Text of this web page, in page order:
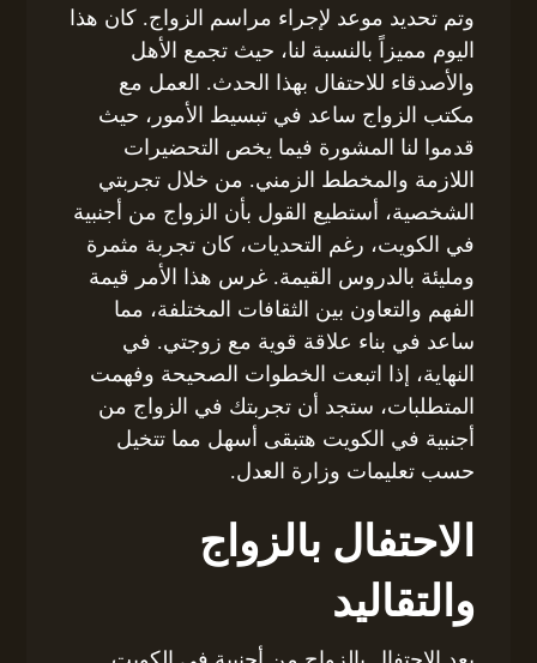
وتم تحديد موعد لإجراء مراسم الزواج. كان هذا
اليوم مميزاً بالنسبة لنا، حيث تجمع الأهل
والأصدقاء للاحتفال بهذا الحدث. العمل مع
مكتب الزواج ساعد في تبسيط الأمور، حيث
قدموا لنا المشورة فيما يخص التحضيرات
اللازمة والمخطط الزمني. من خلال تجربتي
الشخصية، أستطيع القول بأن الزواج من أجنبية
في الكويت، رغم التحديات، كان تجربة مثمرة
ومليئة بالدروس القيمة. غرس هذا الأمر قيمة
الفهم والتعاون بين الثقافات المختلفة، مما
ساعد في بناء علاقة قوية مع زوجتي. في
النهاية، إذا اتبعت الخطوات الصحيحة وفهمت
المتطلبات، ستجد أن تجربتك في الزواج من
أجنبية في الكويت هتبقى أسهل مما تتخيل
حسب تعليمات وزارة العدل.
الاحتفال بالزواج
والتقاليد